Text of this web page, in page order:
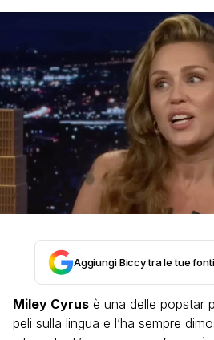
Aggiungi Biccy tra le tue
Miley Cyrus è una delle popstar
peli sulla lingua e l’ha sempre